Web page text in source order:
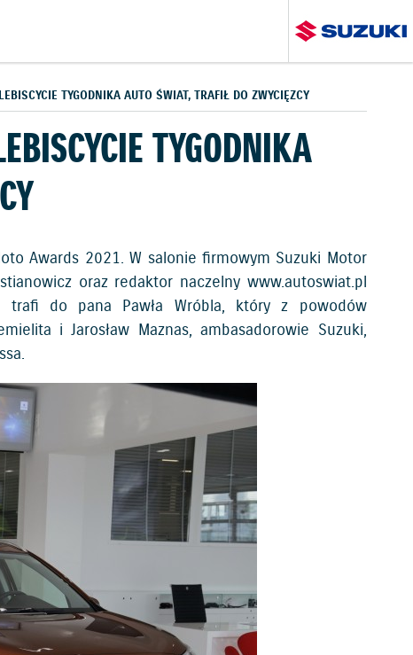
TYGODNIKA AUTO ŚWIAT, TRAFIŁ DO ZWYCIĘZCY
TYGODNIKA
Awards 2021. W salonie firmowym Suzuki Motor
oraz redaktor naczelny www.autoswiat.pl
trafi do pana Pawła Wróbla, który z powodów
i Jarosław Maznas, ambasadorowie Suzuki,